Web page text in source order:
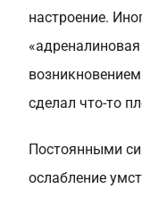
настроение.
сделал что-то
Постоянными
ослабление